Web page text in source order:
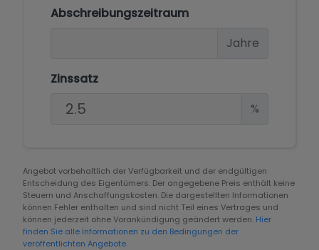
Abschreibungszeitraum
Jahre
Zinssatz
%
Angebot vorbehaltlich der Verfügbarkeit und der endgültigen
Entscheidung des Eigentümers. Der angegebene Preis enthält keine
Steuern und Anschaffungskosten. Die dargestellten Informationen
können Fehler enthalten und sind nicht Teil eines Vertrages und
können jederzeit ohne Vorankündigung geändert werden. Hier
finden Sie alle Informationen zu den Bedingungen der
veröffentlichten Angebote.